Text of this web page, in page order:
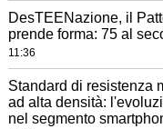
DesTEENazione, il
prende forma: 75 al
11:36
Standard di resistenza
ad alta densità:
nel segmento